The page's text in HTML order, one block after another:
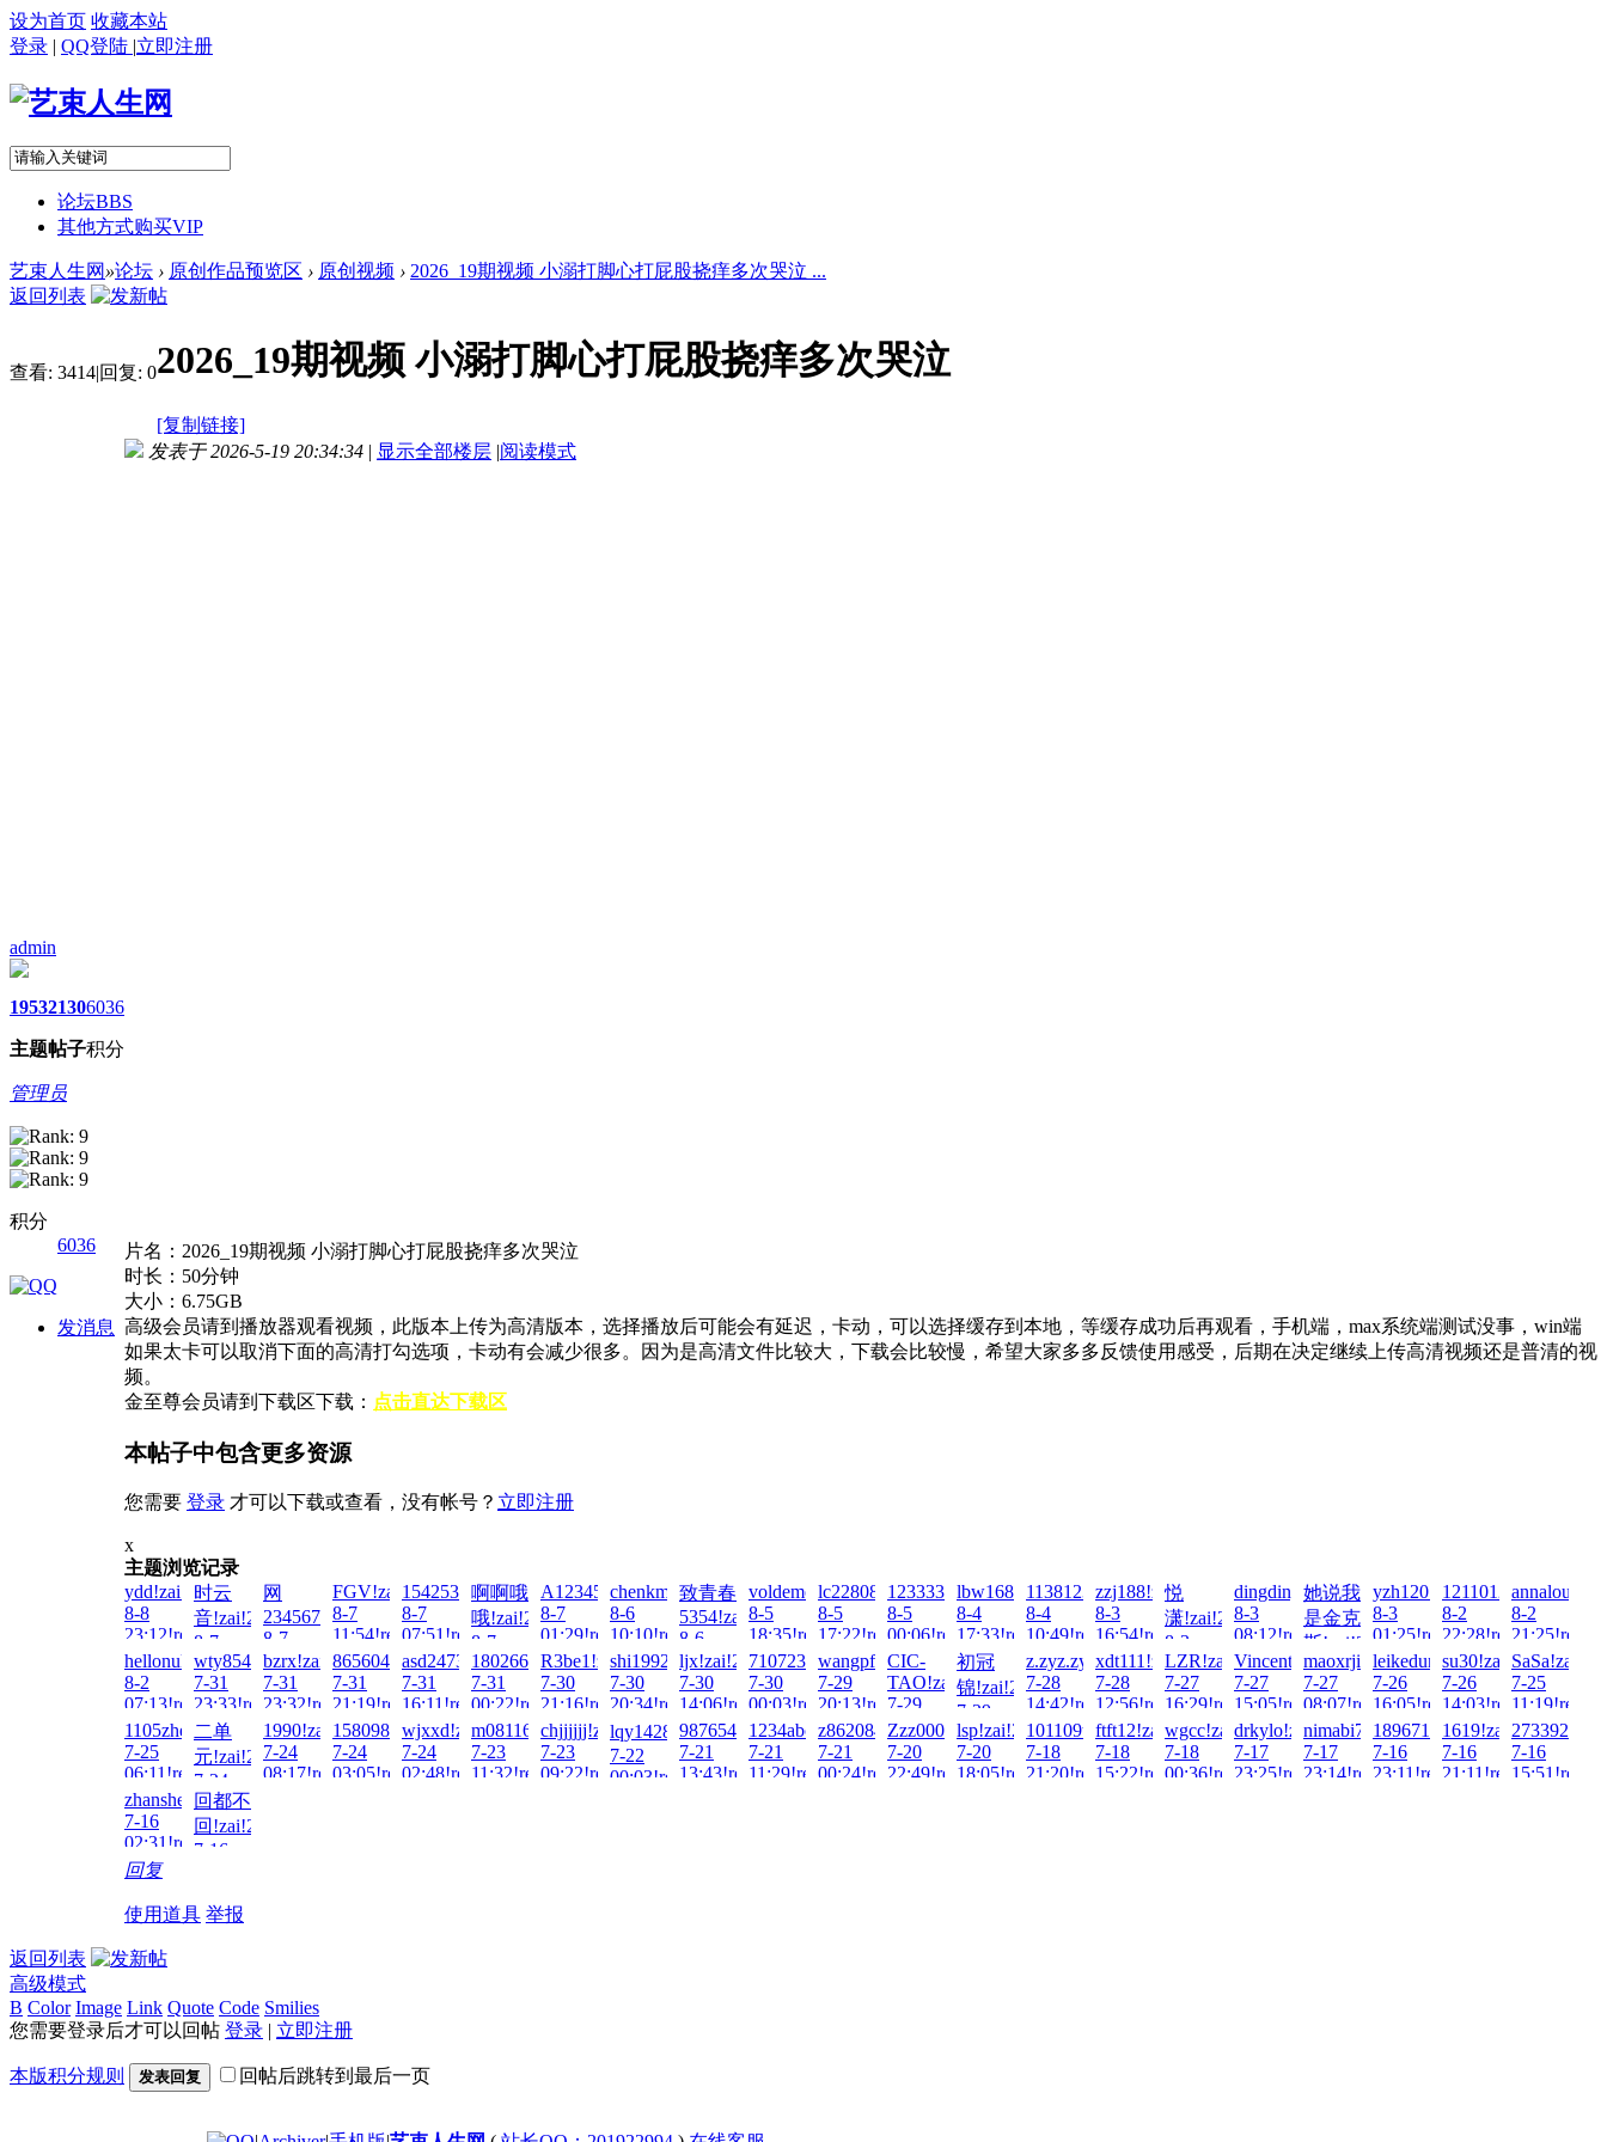
设为首页 收藏本站
登录 | QQ登陆 |立即注册
论坛BBS
其他方式购买VIP
艺束人生网 »论坛 › 原创作品预览区 › 原创视频 › 2026_19期视频 小溺打脚心打屁股挠痒多次哭泣 ...
返回列表
查看: 3414|回复: 02026_19期视频 小溺打脚心打屁股挠痒多次哭泣
[复制链接]
admin
1953
主题
2130
帖子
6036
积分
管理员
积分
6036
发消息
发表于 2026-5-19 20:34:34 | 显示全部楼层 |阅读模式
片名：2026_19期视频 小溺打脚心打屁股挠痒多次哭泣
时长：50分钟
大小：6.75GB
高级会员请到播放器观看视频，此版本上传为高清版本，选择播放后可能会有延迟，卡动，可以选择缓存到本地，等缓存成功后再观看，手机端，max系统端测试没事，win端
如果太卡可以取消下面的高清打勾选项，卡动有会减少很多。因为是高清文件比较大，下载会比较慢，希望大家多多反馈使用感受，后期在决定继续上传高清视频还是普清的视
频。
金至尊会员请到下载区下载： 点击直达下载区
本帖子中包含更多资源
您需要 登录 才可以下载或查看，没有帐号？ 立即注册
x
主题浏览记录
ydd!zai!2026-
8-8
23:12!read!
时云
音!zai!2026-
8-7
12:26!read!
网
23456789!zai!2026-
8-7
12:06!read!
FGV!zai!2026-
8-7
11:54!read!
1542538255!zai!2026-
8-7
07:51!read!
啊啊哦
哦!zai!2026-
8-7
05:08!read!
A123456...!zai!2026-
8-7
01:29!read!
chenkm777!zai!2026-
8-6
10:10!read!
致青春
5354!zai!2026-
8-6
02:11!read!
voldemort!zai!2026-
8-5
18:35!read!
lc2280832!zai!2026-
8-5
17:22!read!
1233331!zai!2026-
8-5
00:06!read!
lbw16888!zai!2026-
8-4
17:33!read!
1138123980!zai!2026-
8-4
10:49!read!
zzj188!zai!2026-
8-3
16:54!read!
悦
潇!zai!2026-
8-3
14:27!read!
dingding0112!zai!2026-
8-3
08:12!read!
她说我
是金克
斯!zai!2026-
8-3
01:54!read!
yzh1201..!zai!2026-
8-3
01:25!read!
8-2
22:28!read!
8-2
21:25!read!
hellonuke!zai!2026-
8-2
07:13!read!
wty854414!zai!2026-
7-31
23:33!read!
bzrx!zai!2026-
7-31
23:32!read!
86560416!zai!2026-
7-31
21:19!read!
asd247387010!zai!2026-
7-31
16:11!read!
1802667552!zai!2026-
7-31
00:22!read!
R3be1!zai!2026-
7-30
21:16!read!
shi19921228!zai!2026-
7-30
20:34!read!
ljx!zai!2026-
7-30
14:06!read!
71072325!zai!2026-
7-30
00:03!read!
wangpf1018!zai!2026-
7-29
20:13!read!
CIC-
TAO!zai!2026-
7-29
17:27!read!
初冠
锦!zai!2026-
7-29
15:47!read!
z.zyz.zyz.zy!zai!2026-
7-28
14:42!read!
xdt111!zai!2026-
7-28
12:56!read!
LZR!zai!2026-
7-27
16:29!read!
Vincent1232!zai!2026-
7-27
15:05!read!
maoxrji!zai!2026-
7-27
08:07!read!
leikedun!zai!2026-
7-26
16:05!read!
su30!zai!2026-
7-26
14:03!read!
7-25
11:19!read!
1105zhen!zai!2026-
7-25
06:11!read!
二单
元!zai!2026-
7-24
21:51!read!
1990!zai!2026-
7-24
08:17!read!
15809842345!zai!2026-
7-24
03:05!read!
wjxxd!zai!2026-
7-24
02:48!read!
m081163!zai!2026-
7-23
11:32!read!
chjjjjjj!zai!2026-
7-23
09:22!read!
lqy14285790！!zai!2026-
7-22
00:03!read!
987654hjh!zai!2026-
7-21
13:43!read!
1234abc!zai!2026-
7-21
11:29!read!
z862084139!zai!2026-
7-21
00:24!read!
Zzz000!zai!2026-
7-20
22:49!read!
lsp!zai!2026-
7-20
18:05!read!
101109tt!zai!2026-
7-18
21:20!read!
ftft12!zai!2026-
7-18
15:22!read!
wgcc!zai!2026-
7-18
00:36!read!
drkylo!zai!2026-
7-17
23:25!read!
nimabi7!zai!2026-
7-17
23:14!read!
18967120993!zai!2026-
7-16
23:11!read!
1619!zai!2026-
7-16
21:11!read!
7-16
15:51!read!
zhanshen886!zai!2026-
7-16
02:31!read!
回都不
回!zai!2026-
7-16
回复
使用道具 举报
返回列表
高级模式
B Color Image Link Quote Code Smilies
您需要登录后才可以回帖 登录 | 立即注册
本版积分规则 发表回复 回帖后跳转到最后一页